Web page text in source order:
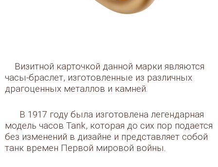
Визитной карточкой данной марки являются
часы-браслет, изготовленные из различных
драгоценных металлов и камней.
В 1917 году была изготовлена легендарная
модель часов Tank, которая до сих пор подается
без изменений в дизайне и представляет собой
танк времен Первой мировой войны.